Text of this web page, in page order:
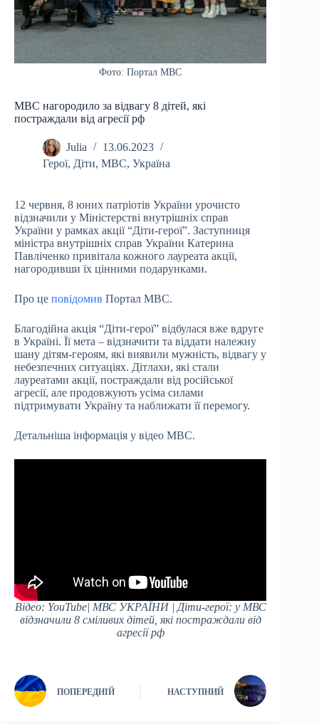
Фото: Портал МВС
МВС нагородило за відвагу 8 дітей, які
постраждали від агресії рф
Julia
13.06.2023
Герої, Діти, МВС, Україна
12 червня, 8 юних патріотів України урочисто
відзначили у Міністерстві внутрішніх справ
України у рамках акції “Діти-герої”. Заступниця
міністра внутрішніх справ України Катерина
Павліченко привітала кожного лауреата акції,
нагородивши їх цінними подарунками.
Про це повідомив Портал МВС.
Благодійна акція “Діти-герої” відбулася вже вдруге
в Україні. Її мета – відзначити та віддати належну
шану дітям-героям, які виявили мужність, відвагу у
небезпечних ситуаціях. Дітлахи, які стали
лауреатами акції, постраждали від російської
агресії, але продовжують усіма силами
підтримувати Україну та наближати її перемогу.
Детальніша інформація у відео МВС.
Відео: YouTube| МВС УКРАЇНИ | Діти-герої: у МВС
відзначили 8 сміливих дітей, які постраждали від
агресії рф
ПОПЕРЕДНІЙ НАСТУПНИЙ